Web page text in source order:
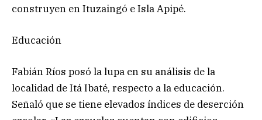
construyen en Ituzaingó e Isla Apipé.
Educación
Fabián Ríos posó la lupa en su análisis de la
localidad de Itá Ibaté, respecto a la educación.
Señaló que se tiene elevados índices de deserción